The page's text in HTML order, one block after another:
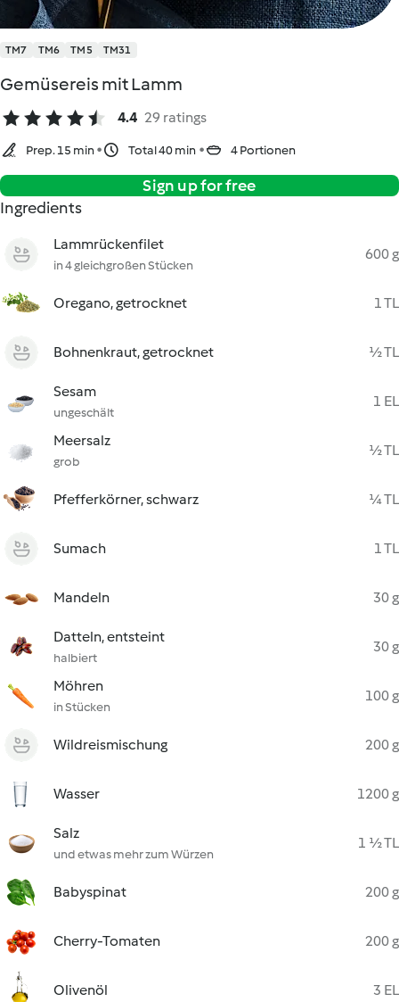
TM7 TM6 TM5 TM31
Gemüsereis mit Lamm
4.4 29 ratings
Prep. 15 min Total 40 min 4 Portionen
Sign up for free
Ingredients
Lammrückenfilet
in 4 gleichgroßen Stücken
600 g
Oregano, getrocknet 1 TL
Bohnenkraut, getrocknet ½ TL
Sesam
ungeschält
1 EL
Meersalz
grob
½ TL
Pfefferkörner, schwarz ¼ TL
Sumach 1 TL
Mandeln 30 g
Datteln, entsteint
halbiert
30 g
Möhren
in Stücken
100 g
Wildreismischung 200 g
Wasser 1200 g
Salz
und etwas mehr zum Würzen
1 ½ TL
Babyspinat 200 g
Cherry-Tomaten 200 g
Olivenöl 3 EL